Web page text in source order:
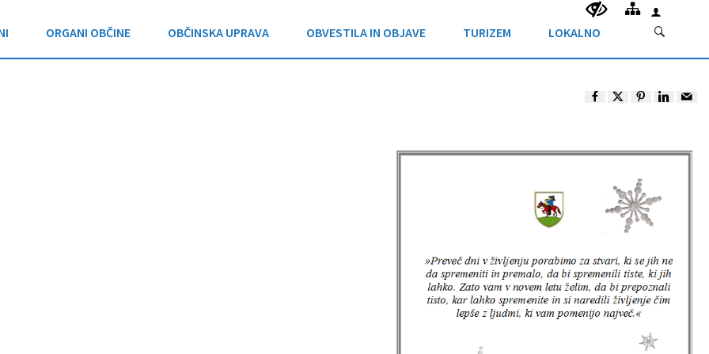
ORGANI OBČINE OBČINSKA UPRAVA OBVESTILA IN OBJAVE TURIZEM LOKALNO